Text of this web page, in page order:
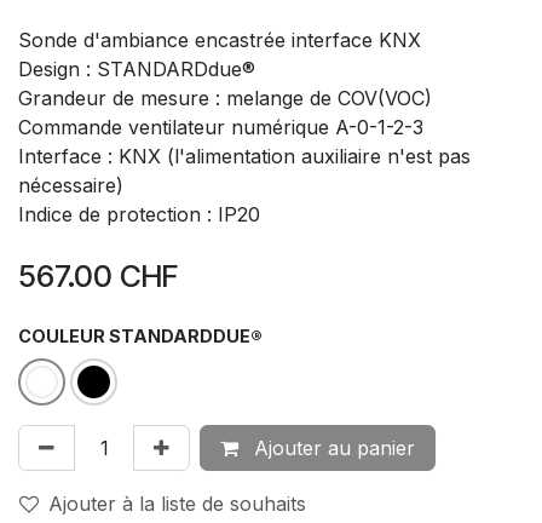
Sonde d'ambiance encastrée interface KNX
Design : STANDARDdue®
Grandeur de mesure : melange de COV(VOC)
Commande ventilateur numérique A-0-1-2-3
Interface : KNX (l'alimentation auxiliaire n'est pas
nécessaire)
Indice de protection : IP20
567.00 CHF
COULEUR STANDARDDUE®
Ajouter au panier
Ajouter à la liste de souhaits